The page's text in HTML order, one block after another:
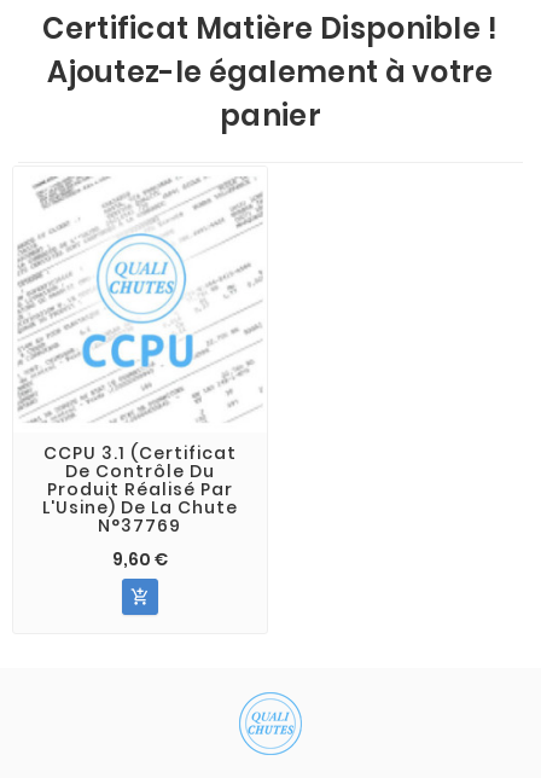
Certificat Matière Disponible !
Ajoutez-le également à votre
panier
CCPU 3.1 (Certificat
De Contrôle Du
Produit Réalisé Par
L'Usine) De La Chute
N°37769
9,60 €
